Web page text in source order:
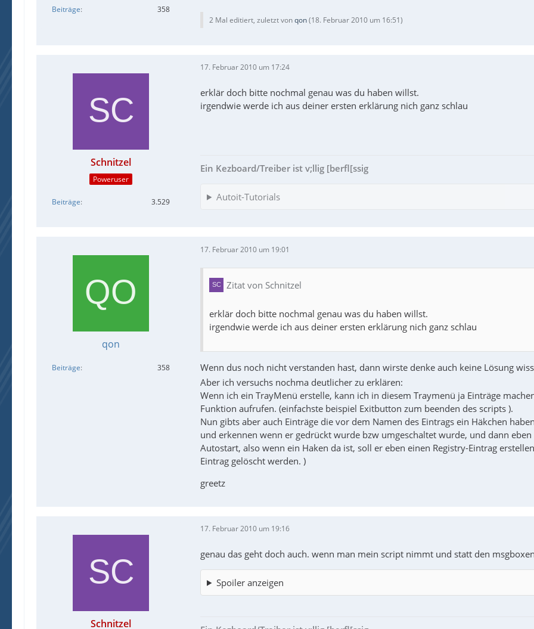
Beiträge 358
2 Mal editiert, zuletzt vonqon(18. Februar 2010 um 16:51)
Schnitzel
Poweruser
Beiträge 3.529
17. Februar 2010 um 17:24
erklär doch bitte nochmal genau was du haben willst.
irgendwie werde ich aus deiner ersten erklärung nich ganz schlau
Ein Kezboard/Treiber ist v;llig [berfl[ssig
Autoit-Tutorials
qon
Beiträge 358
17. Februar 2010 um 19:01
Zitat von Schnitzel
erklär doch bitte nochmal genau was du haben willst.
irgendwie werde ich aus deiner ersten erklärung nich ganz schlau
Wenn dus noch nicht verstanden hast, dann wirste denke auch keine Lösung
Aber ich versuchs nochma deutlicher zu erklären:
Wenn ich ein TrayMenü erstelle, kann ich in diesem Traymenü ja Einträge
Funktion aufrufen. (einfachste beispiel Exitbutton zum beenden des scripts ).
Nun gibts aber auch Einträge die vor dem Namen des Eintrags ein Häkchen
und erkennen wenn er gedrückt wurde bzw umgeschaltet wurde, und dann
Autostart, also wenn ein Haken da ist, soll er eben einen Registry-Eintrag
Eintrag gelöscht werden. )
greetz
Schnitzel
17. Februar 2010 um 19:16
genau das geht doch auch. wenn man mein script nimmt und statt den
Spoiler anzeigen